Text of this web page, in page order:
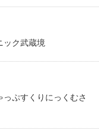
ック武蔵境
ぷすくりにっくむさ